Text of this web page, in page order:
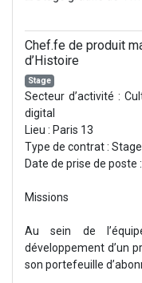
Chef.fe de produit
d’Histoire
Stage
Secteur d’activité :
digital
Lieu : Paris 13
Type de contrat :
Date de prise de poste
Missions
Au sein de
développement d’un
son portefeuille